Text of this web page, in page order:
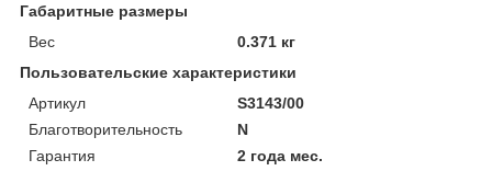
Габаритные размеры
Вес
0.371 кг
Пользовательские характеристики
Артикул
S3143/00
Благотворительность
N
Гарантия
2 года мес.